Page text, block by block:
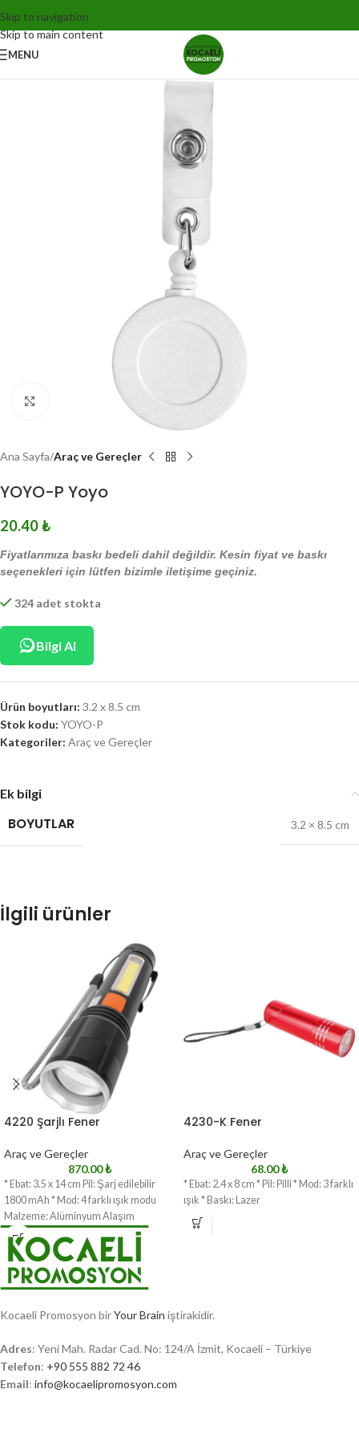
Skip to navigation
Skip to main content
MENU
Click to enlarge
Ana Sayfa Araç ve Gereçler
YOYO-P Yoyo
20.40₺
Fiyatlarımıza baskı bedeli dahil değildir. Kesin fiyat ve baskı
seçenekleri için lütfen bizimle iletişime geçiniz.
324 adet stokta
Bilgi Al
Ürün boyutları: 3.2 x 8.5 cm
Stok kodu: YOYO-P
Kategoriler: Araç ve Gereçler
Ek bilgi
BOYUTLAR 3.2 × 8.5 cm
İlgili ürünler
4220 Şarjlı Fener
Araç ve Gereçler
870.00₺
* Ebat: 3.5 x 14 cm Pil: Şarj edilebilir
1800 mAh * Mod: 4 farklı ışık modu
Malzeme: Alüminyum Alaşım
4230-K Fener
Araç ve Gereçler
68.00₺
* Ebat: 2.4 x 8 cm * Pil: Pilli * Mod: 3 farklı
ışık * Baskı: Lazer
Kocaeli Promosyon birYour Brain iştirakidir.
Adres: Yeni Mah. Radar Cad. No: 124/A İzmit, Kocaeli – Türkiye
Telefon: +90 555 882 72 46
Email: info@kocaelipromosyon.com